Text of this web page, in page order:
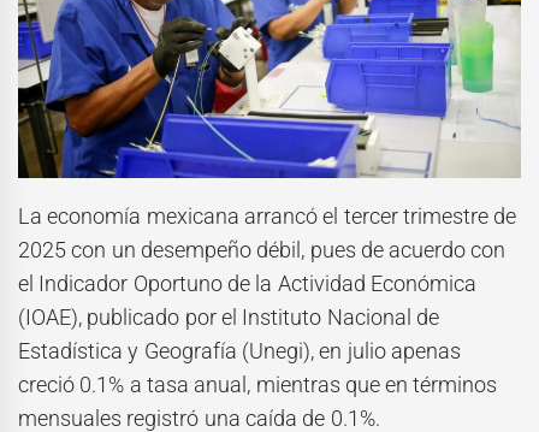
La economía mexicana arrancó el tercer trimestre de
2025 con un desempeño débil, pues de acuerdo con
el Indicador Oportuno de la Actividad Económica
(IOAE), publicado por el Instituto Nacional de
Estadística y Geografía (Unegi), en julio apenas
creció 0.1% a tasa anual, mientras que en términos
mensuales registró una caída de 0.1%.